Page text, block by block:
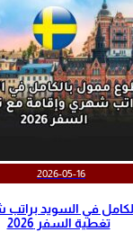
2026-05-16
في السويد
تغطية السفر 2026